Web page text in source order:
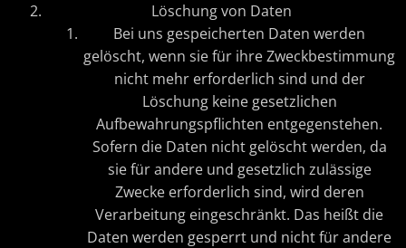
Löschung von Daten
Bei uns gespeicherten Daten werden
gelöscht, wenn sie für ihre Zweckbestimmung
nicht mehr erforderlich sind und der
Löschung keine gesetzlichen
Aufbewahrungspflichten entgegenstehen.
Sofern die Daten nicht gelöscht werden, da
sie für andere und gesetzlich zulässige
Zwecke erforderlich sind, wird deren
Verarbeitung eingeschränkt. Das heißt die
Daten werden gesperrt und nicht für andere